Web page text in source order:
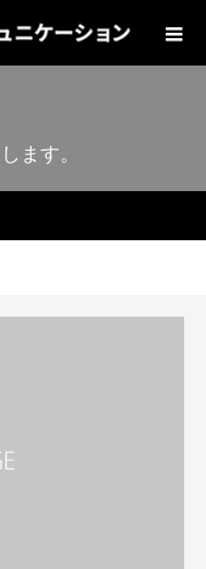
し ます。